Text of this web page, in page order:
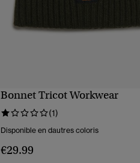
Bonnet Tricot Workwear
(1)
Disponible en dautres coloris
€29.99